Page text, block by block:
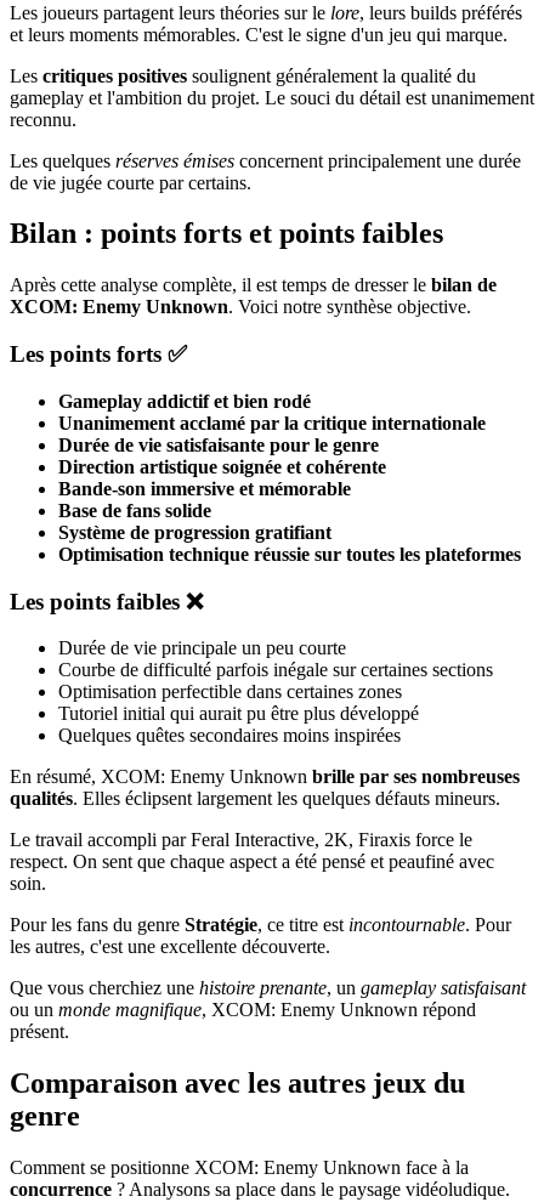
Les joueurs partagent leurs théories sur le lore, leurs builds préférés
et leurs moments mémorables. C'est le signe d'un jeu qui marque.
Les critiques positives soulignent généralement la qualité du
gameplay et l'ambition du projet. Le souci du détail est unanimement
reconnu.
Les quelques réserves émises concernent principalement une durée
de vie jugée courte par certains.
Bilan : points forts et points faibles
Après cette analyse complète, il est temps de dresser le bilan de
XCOM: Enemy Unknown. Voici notre synthèse objective.
Les points forts ✅
Gameplay addictif et bien rodé
Unanimement acclamé par la critique internationale
Durée de vie satisfaisante pour le genre
Direction artistique soignée et cohérente
Bande-son immersive et mémorable
Base de fans solide
Système de progression gratifiant
Optimisation technique réussie sur toutes les plateformes
Les points faibles ❌
Durée de vie principale un peu courte
Courbe de difficulté parfois inégale sur certaines sections
Optimisation perfectible dans certaines zones
Tutoriel initial qui aurait pu être plus développé
Quelques quêtes secondaires moins inspirées
En résumé, XCOM: Enemy Unknown brille par ses nombreuses
qualités. Elles éclipsent largement les quelques défauts mineurs.
Le travail accompli par Feral Interactive, 2K, Firaxis force le
respect. On sent que chaque aspect a été pensé et peaufiné avec
soin.
Pour les fans du genre Stratégie, ce titre est incontournable. Pour
les autres, c'est une excellente découverte.
Que vous cherchiez une histoire prenante, un gameplay satisfaisant
ou un monde magnifique, XCOM: Enemy Unknown répond
présent.
Comparaison avec les autres jeux du
genre
Comment se positionne XCOM: Enemy Unknown face à la
concurrence ? Analysons sa place dans le paysage vidéoludique.